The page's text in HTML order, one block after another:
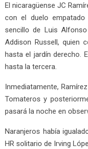
El nicaragüense JC
con el duelo
sencillo de Luis
Addison Russell, quien
hasta el jardín derecho.
hasta la tercera.
Inmediatamente,
Tomateros y
pasará la noche en
Naranjeros había
HR solitario de Irving